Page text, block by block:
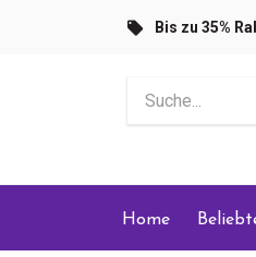
Bis zu 35%
Home